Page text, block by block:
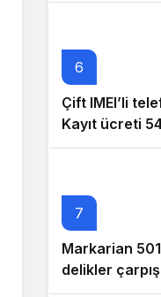
6
Çift IMEI’li
Kayıt ücreti
7
Markarian
delikler